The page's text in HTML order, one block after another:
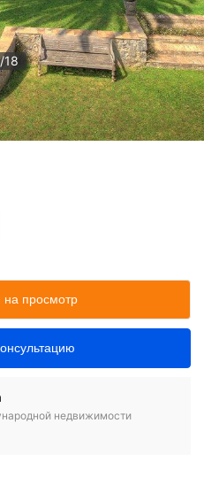
/18
на просмотр
недвижимости